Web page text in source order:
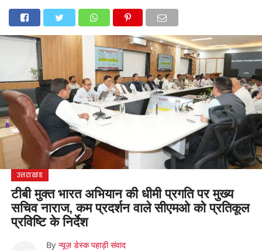
उत्तराखंडअल्मोड़ा उत्तरकाशी उधम सिंह नगरचंपावतचमोलीटिहरी गढ़वाल
नैनीतालपिथौरागढ़ पौड़ी गढ़वालबागेश्वररुद्रप्रयागहरिद्वारदेशदुनिया
उत्तराखंड
टीबी मुक्त भारत अभियान की धीमी प्रगति पर मुख्य
सचिव नाराज, कम प्रदर्शन वाले सीएमओ को प्रतिकूल
प्रविष्टि के निर्देश
By न्यूज़ डेस्क पहाड़ी संवाद